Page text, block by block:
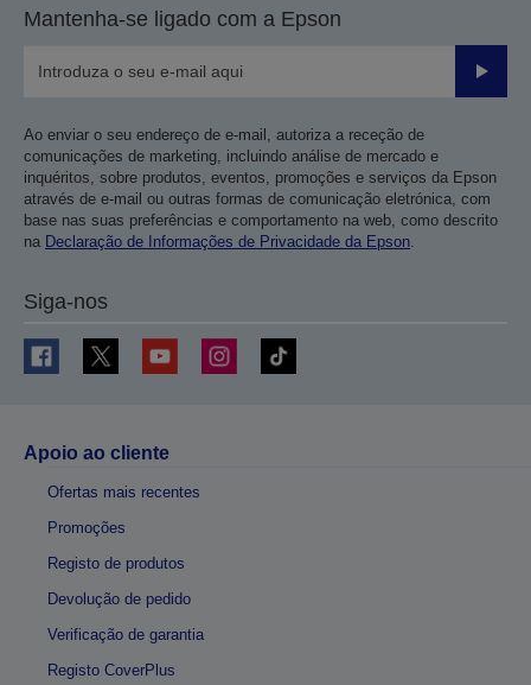
Mantenha-se ligado com a Epson
Enviar
Ao enviar o seu endereço de e-mail, autoriza a receção de
comunicações de marketing, incluindo análise de mercado e
inquéritos, sobre produtos, eventos, promoções e serviços da Epson
através de e-mail ou outras formas de comunicação eletrónica, com
base nas suas preferências e comportamento na web, como descrito
na Declaração de Informações de Privacidade da Epson
Siga-nos
Apoio ao cliente
Ofertas mais recentes
Promoções
Registo de produtos
Devolução de pedido
Verificação de garantia
Registo CoverPlus